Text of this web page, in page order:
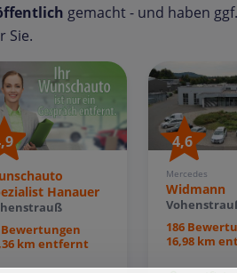
gemacht - und haben
Sie.
Hanauer
Bewertungen
km entfernt
4,6
Mercedes
Widmann
186
16,98 km